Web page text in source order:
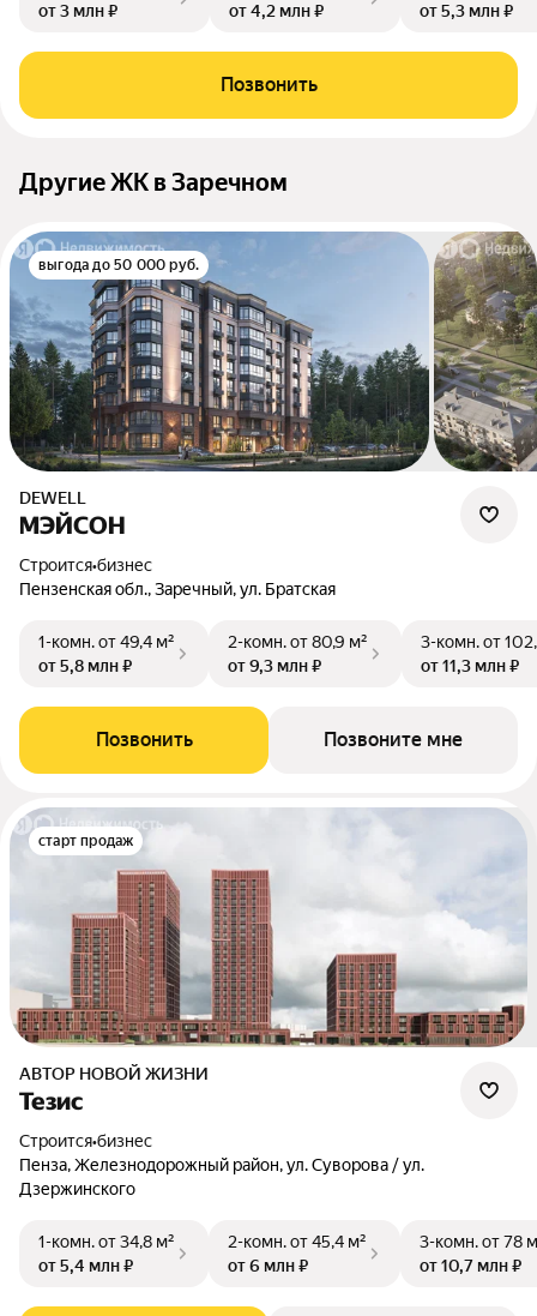
от 3 млн ₽
от 4,2 млн ₽
от 5,3 млн ₽
Позвонить
Другие ЖК в Заречном
выгода до 50 000 руб.
DEWELL
МЭЙСОН
Строится•бизнес
Пензенская обл., Заречный, ул. Братская
1-комн.от 49,4 м²
от 5,8 млн ₽
2-комн.от 80,9 м²
от 9,3 млн ₽
3-комн.от
от 11,3 млн ₽
Позвонить Позвоните мне
старт продаж
АВТОР НОВОЙ ЖИЗНИ
Тезис
Строится•бизнес
Пенза, Железнодорожный район, ул. Суворова / ул.
Дзержинского
1-комн.от 34,8 м²
от 5,4 млн ₽
2-комн.от 45,4 м²
от 6 млн ₽
3-комн.от 78
от 10,7 млн ₽